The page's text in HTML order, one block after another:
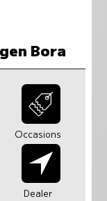
Bora
Occasions
Dealer